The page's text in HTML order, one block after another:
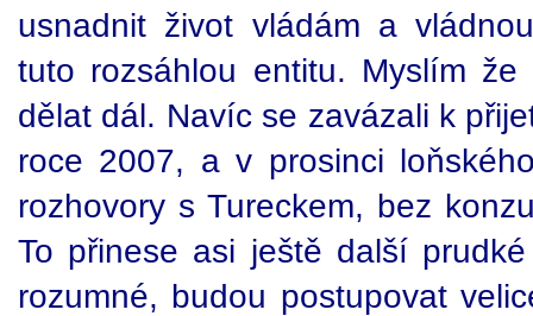
usnadnit život vládám a
tuto rozsáhlou entitu. Myslím
dělat dál. Navíc se zavázali k
roce 2007, a v prosinci
rozhovory s Tureckem, bez
To přinese asi ještě další
rozumné, budou postupovat